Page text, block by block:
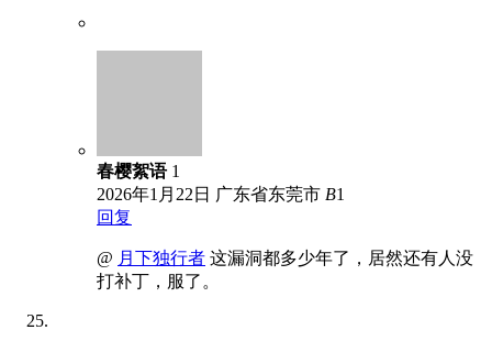
春樱絮语 1
2026年1月22日 广东省东莞市 B1
回复
@ 月下独行者 这漏洞都多少年了，居然还有人没
打补丁，服了。